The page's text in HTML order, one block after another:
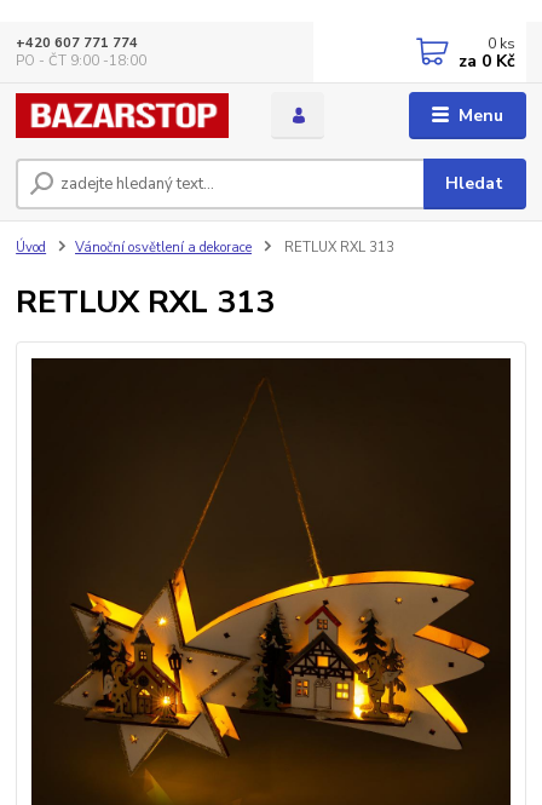
Menu
Hledat
+420 607 771 774
PO - ČT 9:00 -18:00
0 ks
za 0 Kč
Úvod Vánoční osvětlení a dekorace RETLUX RXL 313
RETLUX RXL 313